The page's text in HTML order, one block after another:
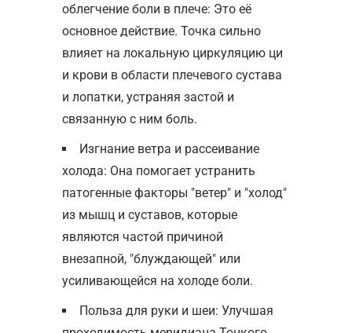
облегчение боли в плече: Это её
основное действие. Точка сильно
влияет на локальную циркуляцию ци
и крови в области плечевого сустава
и лопатки, устраняя застой и
связанную с ним боль.
Изгнание ветра и рассеивание
холода: Она помогает устранить
патогенные факторы "ветер" и "холод"
из мышц и суставов, которые
являются частой причиной
внезапной, "блуждающей" или
усиливающейся на холоде боли.
Польза для руки и шеи: Улучшая